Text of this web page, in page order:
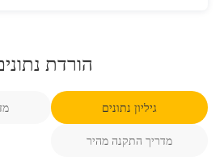
הורדת
גיליון נתונים
מדריך התקנה מהיר